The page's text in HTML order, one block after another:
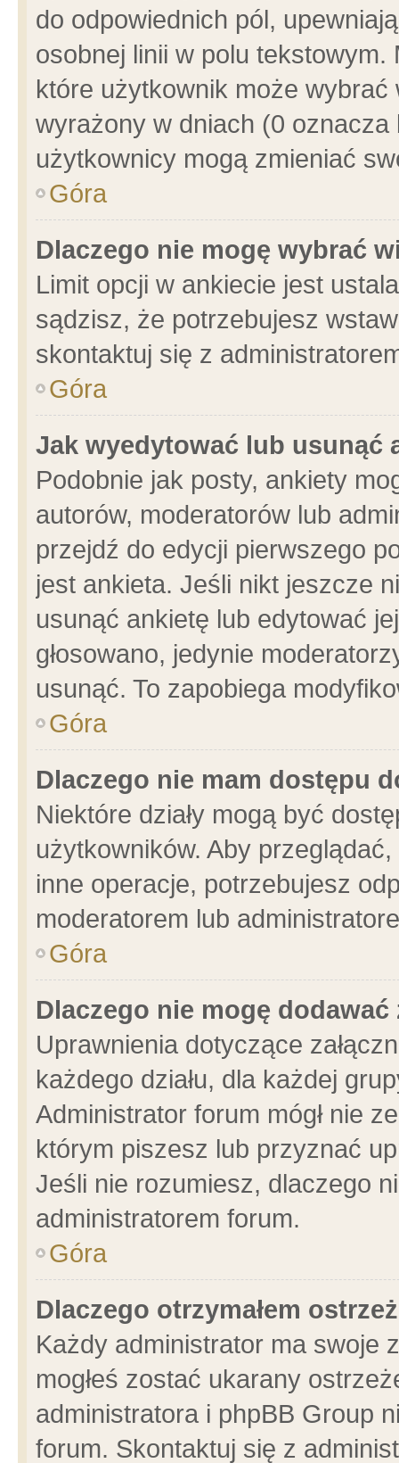
do odpowiednich pól,
osobnej linii w polu
które użytkownik może
wyrażony w dniach (0
użytkownicy mogą zmieniać
Góra
Dlaczego nie mogę wybrać
Limit opcji w ankiecie jest
sądzisz, że potrzebujesz
skontaktuj się z
Góra
Jak wyedytować lub usunąć
Podobnie jak posty, ankiety
autorów, moderatorów lub
przejdź do edycji pierwszego
jest ankieta. Jeśli nikt jeszcze
usunąć ankietę lub edytować
głosowano, jedynie
usunąć. To zapobiega
Góra
Dlaczego nie mam dostępu
Niektóre działy mogą być
użytkowników. Aby
inne operacje, potrzebujesz
moderatorem lub
Góra
Dlaczego nie mogę dodawać
Uprawnienia dotyczące
każdego działu, dla każdej
Administrator forum mógł nie
którym piszesz lub przyznać
Jeśli nie rozumiesz, dlaczego
administratorem forum.
Góra
Dlaczego otrzymałem
Każdy administrator ma swoje
mogłeś zostać ukarany
administratora i phpBB Group
forum. Skontaktuj się z